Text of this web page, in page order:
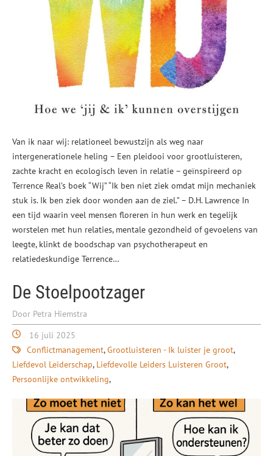
Van ik naar wij: relationeel bewustzijn als weg naar
intergenerationele heling – Een pleidooi voor grootluisteren,
zachte kracht en ecologisch leven in relatie – geïnspireerd op
Terrence Real’s boek “Wij” “Ik ben niet ziek omdat mijn mechaniek
stuk is. Ik ben ziek door wonden aan de ziel.” – D.H. Lawrence In
een tijd waarin veel mensen floreren in hun werk en tegelijk
worstelen met hun relaties, mentale gezondheid of gevoelens van
leegte, klinkt de boodschap van psychotherapeut en
relatiedeskundige Terrence…
De Stoelpootzager
Door Petra Hiemstra
16 juli 2025
Conflictmanagement Grootluisteren - Ik luister je groot
Liefdevol Leiderschap Liefdevolle Leiders Luisteren Groot
Persoonlijke ontwikkeling